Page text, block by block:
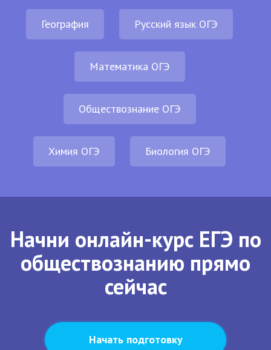
География Русский язык ОГЭ
Математика ОГЭ
Обществознание ОГЭ
Химия ОГЭ Биология ОГЭ
Начни онлайн-курс ЕГЭ по
обществознанию прямо
сейчас
Начать подготовку